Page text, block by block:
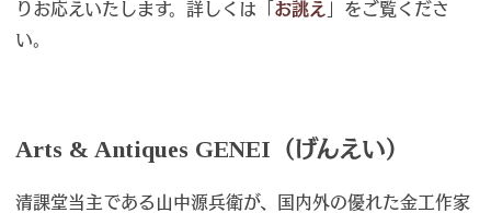
りお応えいたします。詳しくは「 お誂え 」をご覧くださ
い。
Arts & Antiques GENEI（げんえい）
清課堂当主である山中源兵衛が、国内外の優れた金工作家